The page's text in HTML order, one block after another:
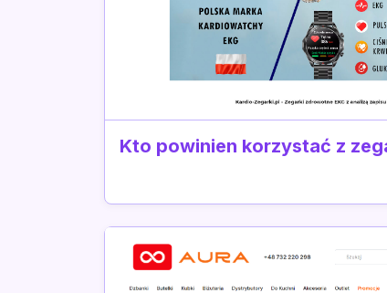
Kto powinien korzystać z